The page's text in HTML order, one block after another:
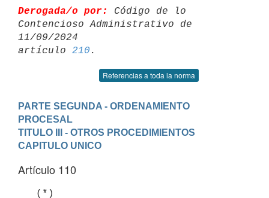
Derogada/o por:
Código de lo
Contencioso Administrativo de
11/09/2024
artículo 210
Referencias a toda la norma
PARTE SEGUNDA - ORDENAMIENTO
PROCESAL
TITULO III - OTROS PROCEDIMIENTOS
CAPITULO UNICO
Artículo 110
   (*)